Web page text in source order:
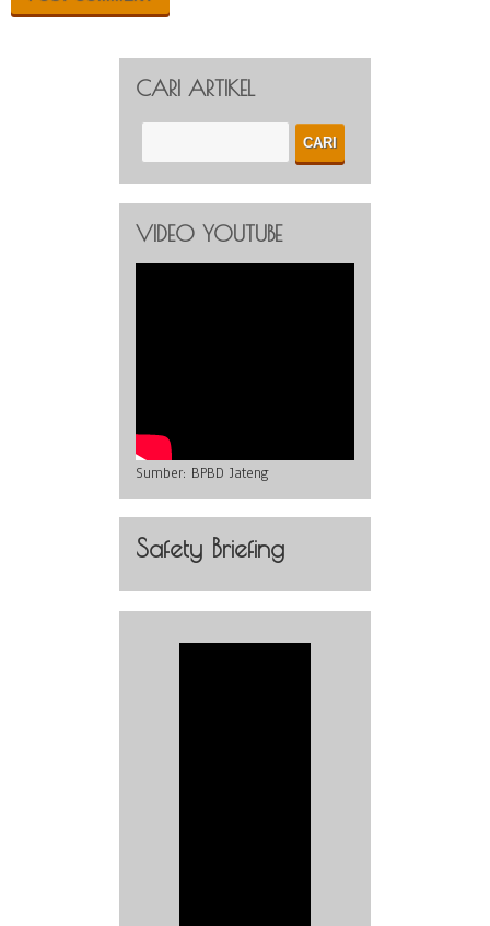
CARI ARTIKEL
VIDEO YOUTUBE
Sumber: BPBD Jateng
Safety Briefing